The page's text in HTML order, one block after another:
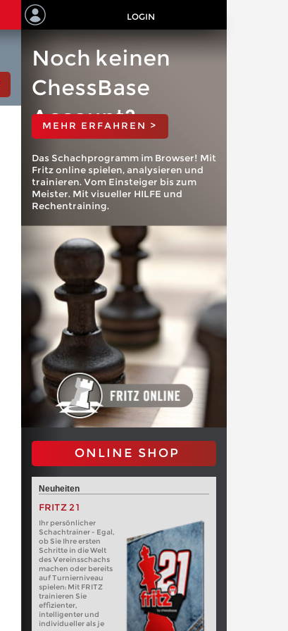
LOGIN
Noch keinen
ChessBase
Account?
MEHR ERFAHREN >
Das Schachprogramm im Browser! Mit
Fritz online spielen, analysieren und
trainieren. Vom Einsteiger bis zum
Meister. Mit visueller HILFE und
Rechentraining.
ONLINE SHOP
Neuheiten
FRITZ 21
Ihr persönlicher
Schachtrainer - Egal,
ob Sie Ihre ersten
Schritte in die Welt
des Vereinsschachs
machen oder bereits
auf Turnierniveau
spielen: Mit FRITZ
trainieren Sie
effizienter,
intelligenter und
individueller als je